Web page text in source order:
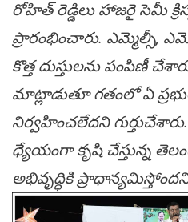
రోహిత్ రెడ్డిలు హాజరై సెమీ
ప్రారంభించారు. ఎమ్మెల్సీ,
కొత్త దుస్తులను పంపిణీ
మాట్లాడుతూ గతంలో ఏ
నిర్వహించలేదని
ధ్యేయంగా కృషి చేస్తున్న
అభివృద్ధికి